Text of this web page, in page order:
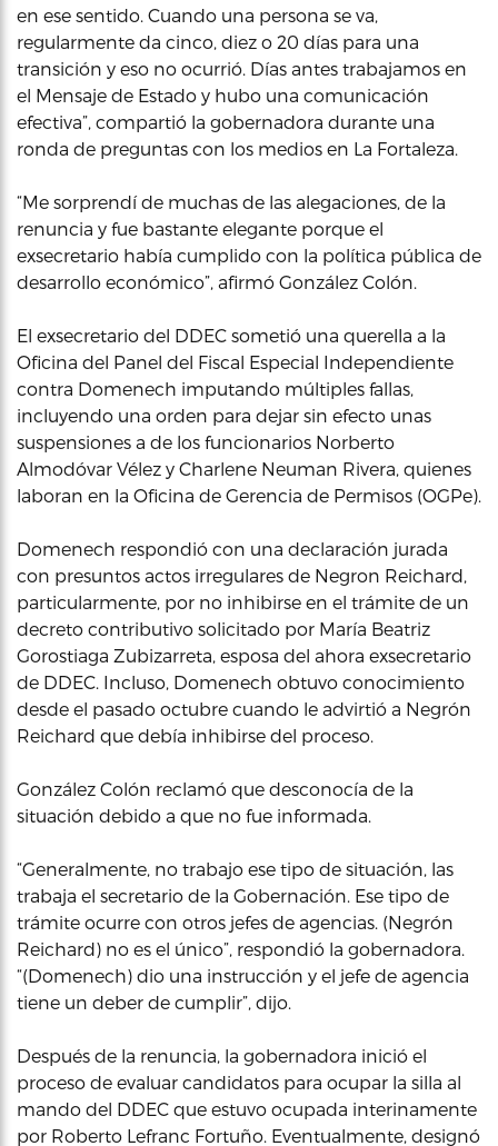
en ese sentido. Cuando una persona se va,
regularmente da cinco, diez o 20 días para una
transición y eso no ocurrió. Días antes trabajamos en
el Mensaje de Estado y hubo una comunicación
efectiva”, compartió la gobernadora durante una
ronda de preguntas con los medios en La Fortaleza.
“Me sorprendí de muchas de las alegaciones, de la
renuncia y fue bastante elegante porque el
exsecretario había cumplido con la política pública de
desarrollo económico”, afirmó González Colón.
El exsecretario del DDEC sometió una querella a la
Oficina del Panel del Fiscal Especial Independiente
contra Domenech imputando múltiples fallas,
incluyendo una orden para dejar sin efecto unas
suspensiones a de los funcionarios Norberto
Almodóvar Vélez y Charlene Neuman Rivera, quienes
laboran en la Oficina de Gerencia de Permisos (OGPe).
Domenech respondió con una declaración jurada
con presuntos actos irregulares de Negron Reichard,
particularmente, por no inhibirse en el trámite de un
decreto contributivo solicitado por María Beatriz
Gorostiaga Zubizarreta, esposa del ahora exsecretario
de DDEC. Incluso, Domenech obtuvo conocimiento
desde el pasado octubre cuando le advirtió a Negrón
Reichard que debía inhibirse del proceso.
González Colón reclamó que desconocía de la
situación debido a que no fue informada.
“Generalmente, no trabajo ese tipo de situación, las
trabaja el secretario de la Gobernación. Ese tipo de
trámite ocurre con otros jefes de agencias. (Negrón
Reichard) no es el único”, respondió la gobernadora.
“(Domenech) dio una instrucción y el jefe de agencia
tiene un deber de cumplir”, dijo.
Después de la renuncia, la gobernadora inició el
proceso de evaluar candidatos para ocupar la silla al
mando del DDEC que estuvo ocupada interinamente
por Roberto Lefranc Fortuño. Eventualmente, designó